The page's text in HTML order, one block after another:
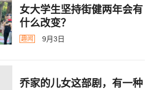
女大学生坚持街健两年会有
什么改变？
趣闻 9月3日
乔家的儿女这部剧，有一种